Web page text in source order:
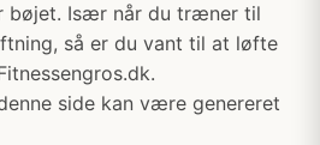
bøjet. Især når du træner til
så er du vant til at løfte
side kan være genereret